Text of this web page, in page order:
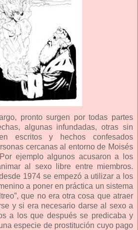
pronto surgen por todas partes
algunas infundadas, otras sin
escritos y hechos confesados
cercanas al entorno de Moisés
ejemplo algunos acusaron a los
al sexo libre entre miembros.
1974 se empezó a utilizar a los
a poner en práctica un sistema
que no era otra cosa que atraer
y si era necesario darse al sexo a
a los que después se predicaba y
especie de prostitución cuyo pago